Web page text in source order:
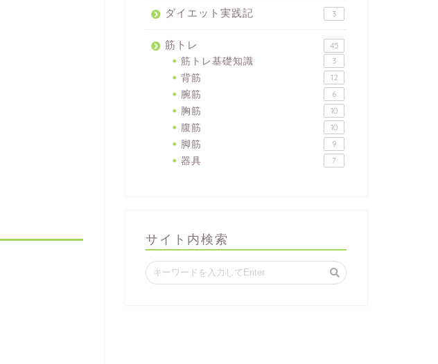
ダイエット実践記 3
筋トレ 45
筋トレ基礎知識 3
背筋 12
腕筋 6
胸筋 10
腹筋 10
脚筋 9
器具 7
サイト内検索